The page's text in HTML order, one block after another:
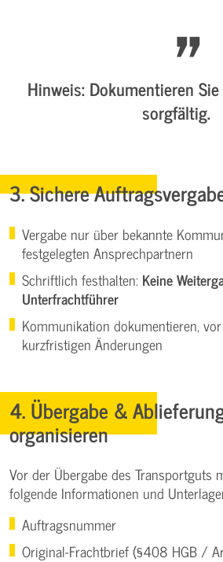
Hinweis:Dokumentieren
sorgfältig.
3. Sichere
Vergabe nur über bekannte
festgelegten Ansprechpartnern
Schriftlich festhalten: Keine
Unterfrachtführer
Kommunikation dokumentieren,
kurzfristigen Änderungen
4. Übergabe &
organisieren
Vor der Übergabe des Transportguts
folgende Informationen und
Auftragsnummer
Original-Frachtbrief (§408 HGB /